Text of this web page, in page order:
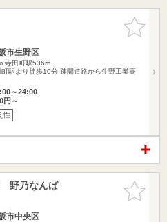
お気に入
りに追加
市生野区
寺田町駅536m
駅より徒歩10分 疎開道路から生野工業高
～24:00
円～
性
お気に入
りに追加
野乃なんば
市中央区